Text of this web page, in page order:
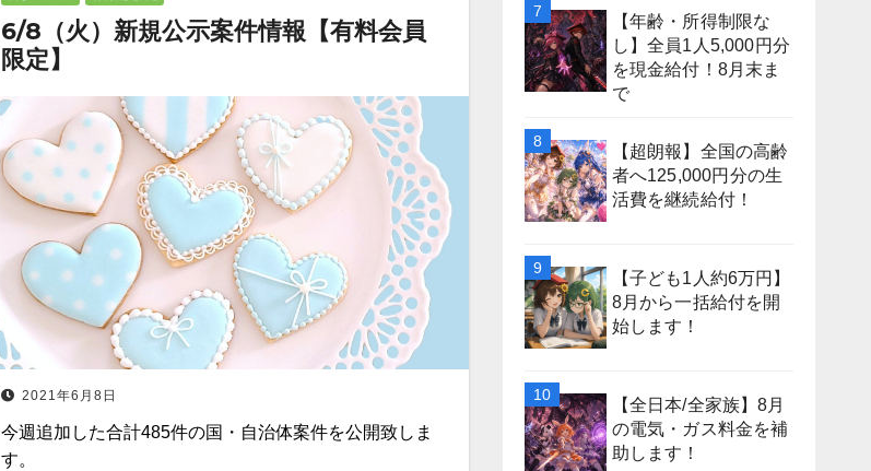
6/8（火）新規公示案件情報【有料会員
限定】
2021年6月8日
今週追加した合計485件の国・自治体案件を公開致しま
す。
【年齢・所得制限な
し】全員1人5,000円分
を現金給付！8月末ま
で
【超朗報】全国の高齢
者へ125,000円分の生
活費を継続給付！
【子ども1人約6万円】
8月から一括給付を開
始します！
【全日本/全家族】8月
の電気・ガス料金を補
助します！